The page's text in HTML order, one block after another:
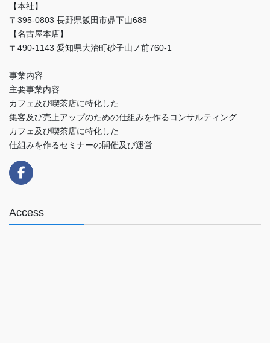
【本社】
〒395-0803 長野県飯田市鼎下山688
【名古屋本店】
〒490-1143 愛知県大治町砂子山ノ前760-1
事業内容
主要事業内容
カフェ及び喫茶店に特化した
集客及び売上アップのための仕組みを作るコンサルティング
カフェ及び喫茶店に特化した
仕組みを作るセミナーの開催及び運営
Access